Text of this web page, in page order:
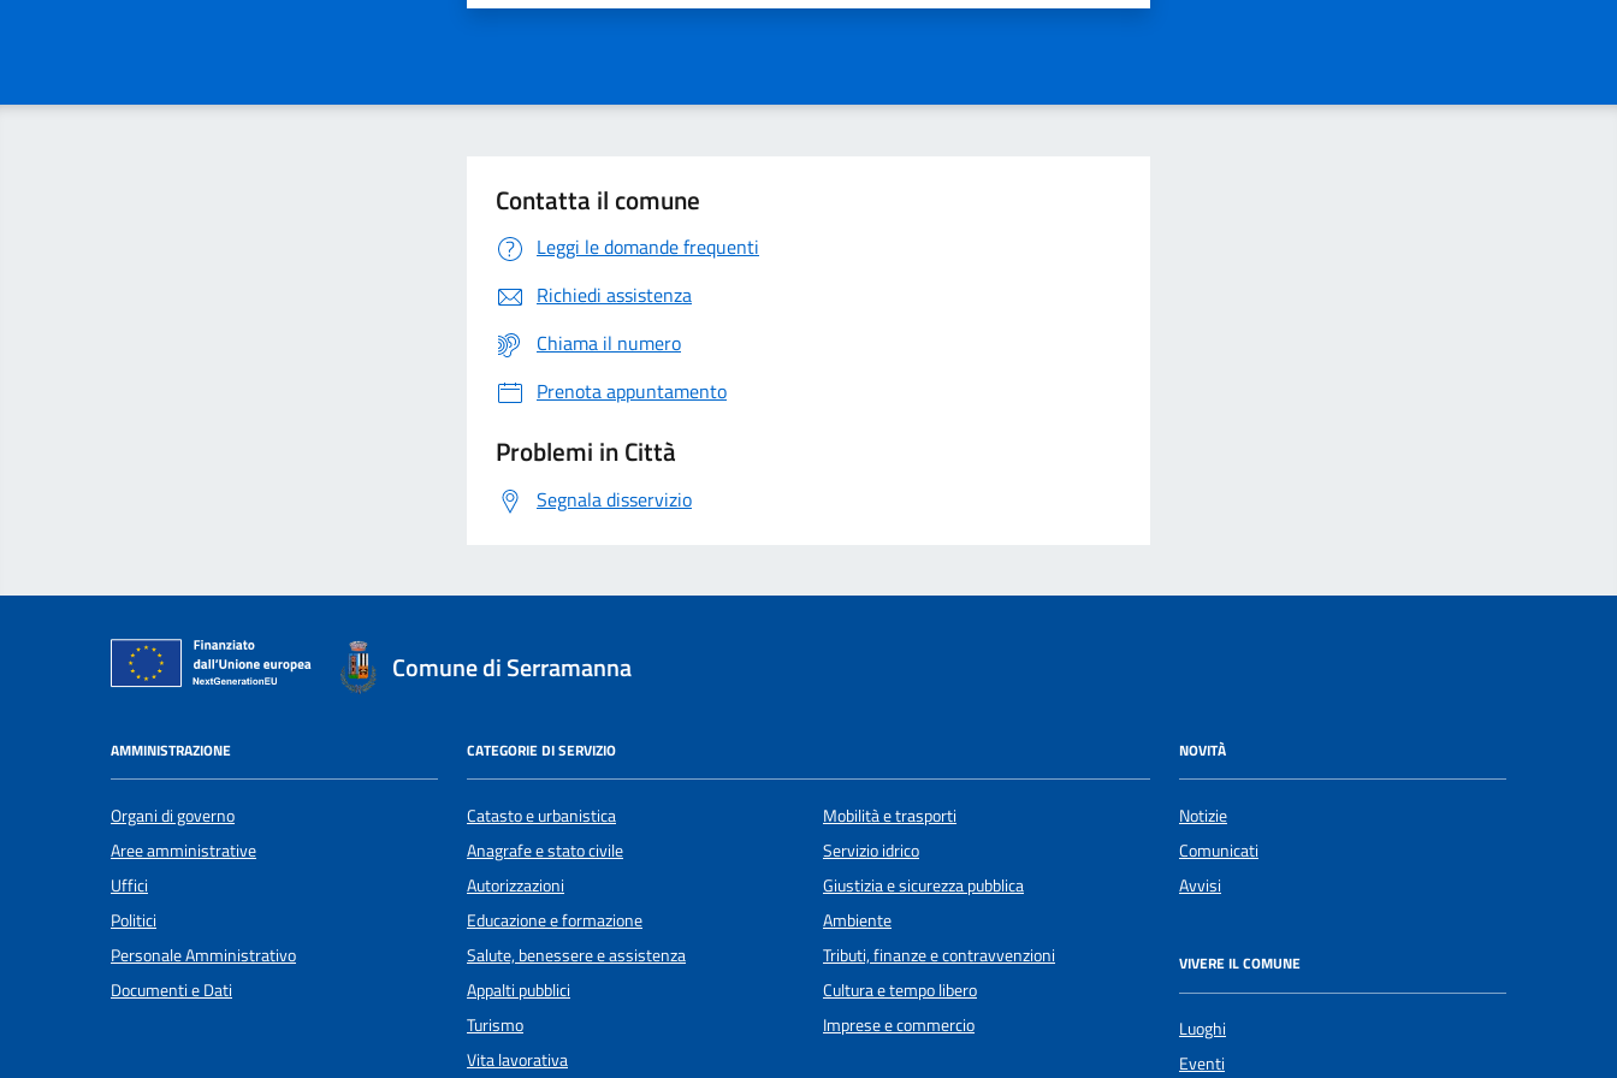
Contatta il comune
Leggi le domande frequenti
Richiedi assistenza
Chiama il numero
Prenota appuntamento
Problemi in Città
Segnala disservizio
Comune di Serramanna
AMMINISTRAZIONE
Organi di governo
Aree amministrative
Uffici
Politici
Personale Amministrativo
Documenti e Dati
CATEGORIE DI SERVIZIO
Catasto e urbanistica
Anagrafe e stato civile
Autorizzazioni
Educazione e formazione
Salute, benessere e assistenza
Appalti pubblici
Turismo
Vita lavorativa
Mobilità e trasporti
Servizio idrico
Giustizia e sicurezza pubblica
Ambiente
Tributi, finanze e contravvenzioni
Cultura e tempo libero
Imprese e commercio
NOVITÀ
Notizie
Comunicati
Avvisi
VIVERE IL COMUNE
Luoghi
Eventi